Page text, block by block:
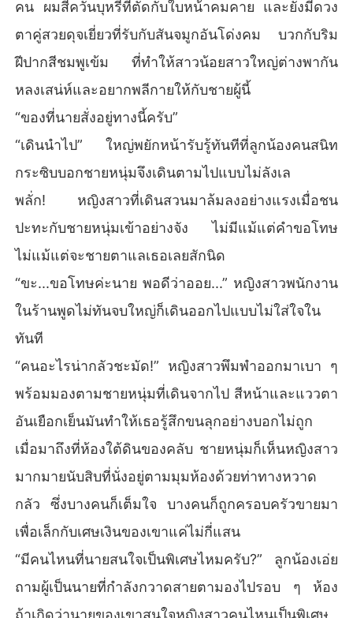
คน ผมสีควันบุหรี่ที่ตัดกับใบหน้าคมคาย และยังมีดวง
ตาคู่สวยดุจเยี่ยวที่รับกับสันจมูกอันโด่งคม บวกกับริม
ฝีปากสีชมพูเข้ม ที่ทำให้สาวน้อยสาวใหญ่ต่างพากัน
หลงเสน่ห์และอยากพลีกายให้กับชายผู้นี้
“ของที่นายสั่งอยู่ทางนี้ครับ”
“เดินนำไป” ใหญ่พยักหน้ารับรู้ทันทีที่ลูกน้องคนสนิท
กระซิบบอกชายหนุ่มจึงเดินตามไปแบบไม่ลังเล
พลั่ก! หญิงสาวที่เดินสวนมาล้มลงอย่างแรงเมื่อชน
ปะทะกับชายหนุ่มเข้าอย่างจัง ไม่มีแม้แต่คำขอโทษ
ไม่แม้แต่จะชายตาแลเธอเลยสักนิด
“ขะ...ขอโทษค่ะนาย พอดีว่าออย...” หญิงสาวพนักงาน
ในร้านพูดไม่ทันจบใหญ่ก็เดินออกไปแบบไม่ใส่ใจใน
ทันที
“คนอะไรน่ากลัวชะมัด!” หญิงสาวพึมพำออกมาเบา ๆ
พร้อมมองตามชายหนุ่มที่เดินจากไป สีหน้าและแววตา
อันเยือกเย็นมันทำให้เธอรู้สึกขนลุกอย่างบอกไม่ถูก
เมื่อมาถึงที่ห้องใต้ดินของคลับ ชายหนุ่มก็เห็นหญิงสาว
มากมายนับสิบที่นั่งอยู่ตามมุมห้องด้วยท่าทางหวาด
กลัว ซึ่งบางคนก็เต็มใจ บางคนก็ถูกครอบครัวขายมา
เพื่อเล็กกับเศษเงินของเขาแค่ไม่กี่แสน
“มีคนไหนที่นายสนใจเป็นพิเศษไหมครับ?” ลูกน้องเอ่ย
ถามผู้เป็นนายที่กำลังกวาดสายตามองไปรอบ ๆ ห้อง
ถ้าเกิดว่านายของเขาสนใจหญิงสาวคนไหนเป็นพิเศษ